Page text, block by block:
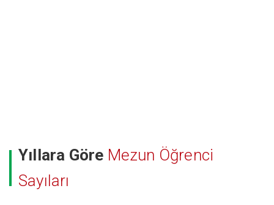
Yıllara Göre Mezun Öğrenci
Sayıları